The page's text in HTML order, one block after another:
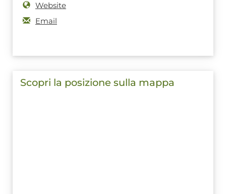
Website
Email
Scopri la posizione sulla mappa